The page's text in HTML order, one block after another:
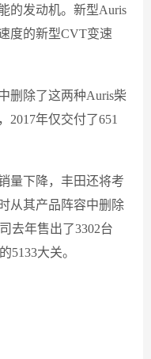
的发动机。新型Auris
度的新型CVT变速
删除了这两种Auris柴
2017年仅交付了651
量下降，丰田还将考
从其产品阵容中删除
去年售出了3302台
5133大关。